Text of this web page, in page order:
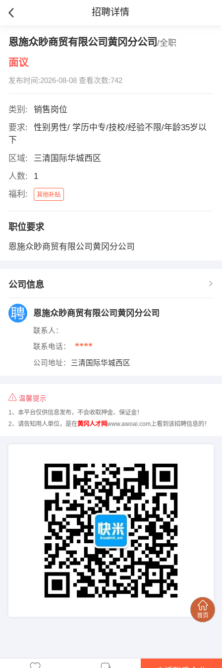
招聘详情
恩施众眇商贸有限公司黄冈分公司/全职
面议
发布时间:2026-08-08 查看次数:742
类别:
销售岗位
要求:
性别男性/ 学历中专/技校/经验不限/年龄35岁以
下
区域:
三清国际华城西区
人数:
1
福利:
其他补贴
职位要求
恩施众眇商贸有限公司黄冈分公司
公司信息
恩施众眇商贸有限公司黄冈分公司
联系人：
联系电话： ****
公司地址： 三清国际华城西区
温馨提示
1、本平台仅供信息发布，不会收取押金、保证金！
2、请告知用人单位，是在黄冈人才网www.awoai.com上看到该招聘信息的！